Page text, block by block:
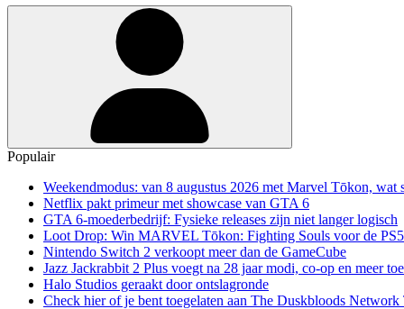
Populair
Weekendmodus: van 8 augustus 2026 met Marvel Tōkon, wat
Netflix pakt primeur met showcase van GTA 6
GTA 6-moederbedrijf: Fysieke releases zijn niet langer logisch
Loot Drop: Win MARVEL Tōkon: Fighting Souls voor de PS5
Nintendo Switch 2 verkoopt meer dan de GameCube
Jazz Jackrabbit 2 Plus voegt na 28 jaar modi, co-op en meer toe
Halo Studios geraakt door ontslagronde
Check hier of je bent toegelaten aan The Duskbloods Network